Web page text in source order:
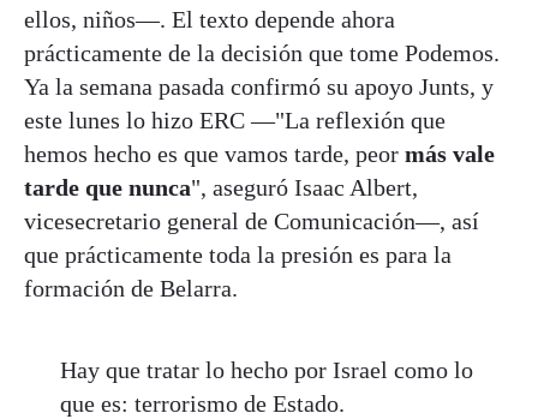
ellos, niños—. El texto depende ahora
prácticamente de la decisión que tome Podemos.
Ya la semana pasada confirmó su apoyo Junts, y
este lunes lo hizo ERC —"La reflexión que
hemos hecho es que vamos tarde, peor más vale
tarde que nunca", aseguró Isaac Albert,
vicesecretario general de Comunicación—, así
que prácticamente toda la presión es para la
formación de Belarra.
Hay que tratar lo hecho por Israel como lo
que es: terrorismo de Estado.